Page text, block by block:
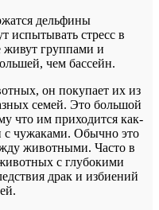
дельфины
испытывать стресс в
живут группами и
чем бассейн.
он покупает их из
семей. Это большой
что им приходится как-
с чужаками. Обычно это
животными. Часто в
с глубокими
драк и избиений